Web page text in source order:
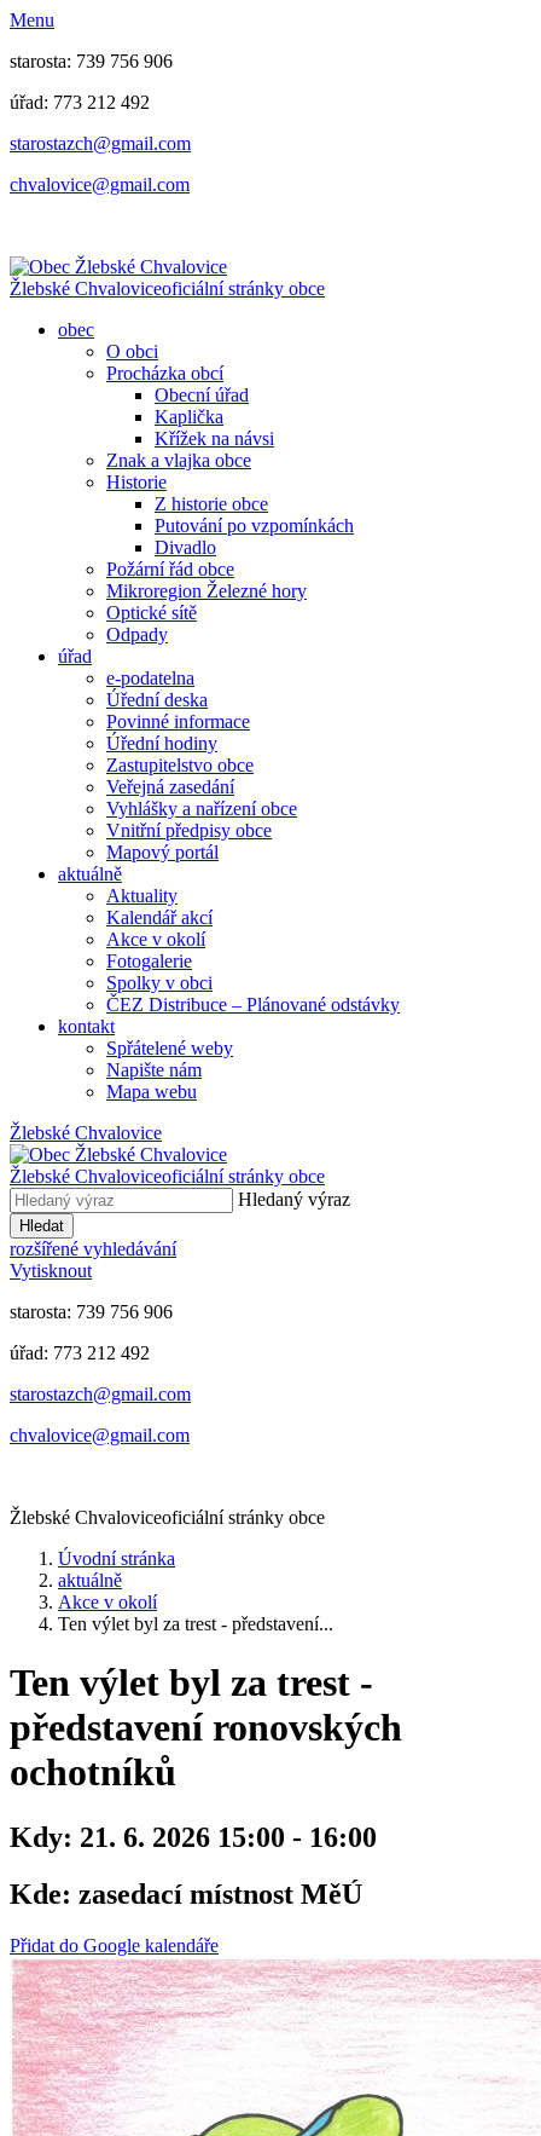
Menu
starosta: 739 756 906
úřad: 773 212 492
​​​​starostazch@gmail.com
​​​​chvalovice@gmail.com
Žlebské Chvaloviceoficiální stránky obce
obec
O obci
Procházka obcí
Obecní úřad
Kaplička
Křížek na návsi
Znak a vlajka obce
Historie
Z historie obce
Putování po vzpomínkách
Divadlo
Požární řád obce
Mikroregion Železné hory
Optické sítě
Odpady
úřad
e-podatelna
Úřední deska
Povinné informace
Úřední hodiny
Zastupitelstvo obce
Veřejná zasedání
Vyhlášky a nařízení obce
Vnitřní předpisy obce
Mapový portál
aktuálně
Aktuality
Kalendář akcí
Akce v okolí
Fotogalerie
Spolky v obci
ČEZ Distribuce – Plánované odstávky
kontakt
Spřátelené weby
Napište nám
Mapa webu
Žlebské Chvalovice
Žlebské Chvaloviceoficiální stránky obce
Hledaný výraz
Hledat
rozšířené vyhledávání
Vytisknout
starosta: 739 756 906
úřad: 773 212 492
​​​​starostazch@gmail.com
​​​​chvalovice@gmail.com
Žlebské Chvaloviceoficiální stránky obce
Úvodní stránka
aktuálně
Akce v okolí
Ten výlet byl za trest - představení...
Ten výlet byl za trest -
představení ronovských
ochotníků
Kdy: 21. 6. 2026 15:00 - 16:00
Kde: zasedací místnost MěÚ
Přidat do Google kalendáře